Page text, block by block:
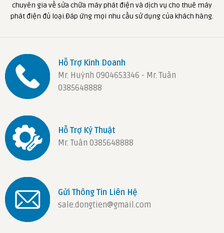
chuyên gia về sửa chữa máy phát điện và dịch vụ cho thuê máy
phát điện đủ loại.Đáp ứng mọi nhu cầu sử dụng của khách hàng.
Hỗ Trợ Kinh Doanh
Mr. Huỳnh 0904653346 - Mr. Tuân
0385648888
Hỗ Trợ Ký Thuật
Mr. Tuân 0385648888
Gửi Thông Tin Liên Hệ
sale.dongtien@gmail.com